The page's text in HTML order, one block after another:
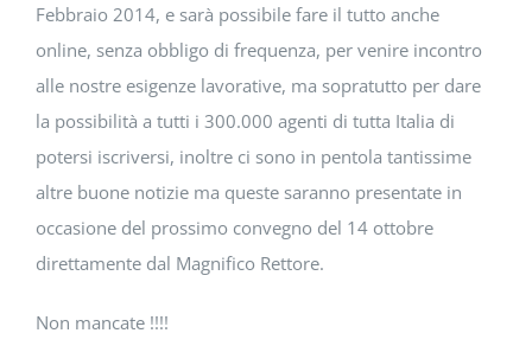
Febbraio 2014, e sarà possibile fare il tutto anche
online, senza obbligo di frequenza, per venire incontro
alle nostre esigenze lavorative, ma sopratutto per dare
la possibilità a tutti i 300.000 agenti di tutta Italia di
potersi iscriversi, inoltre ci sono in pentola tantissime
altre buone notizie ma queste saranno presentate in
occasione del prossimo convegno del 14 ottobre
direttamente dal Magnifico Rettore.
Non mancate !!!!